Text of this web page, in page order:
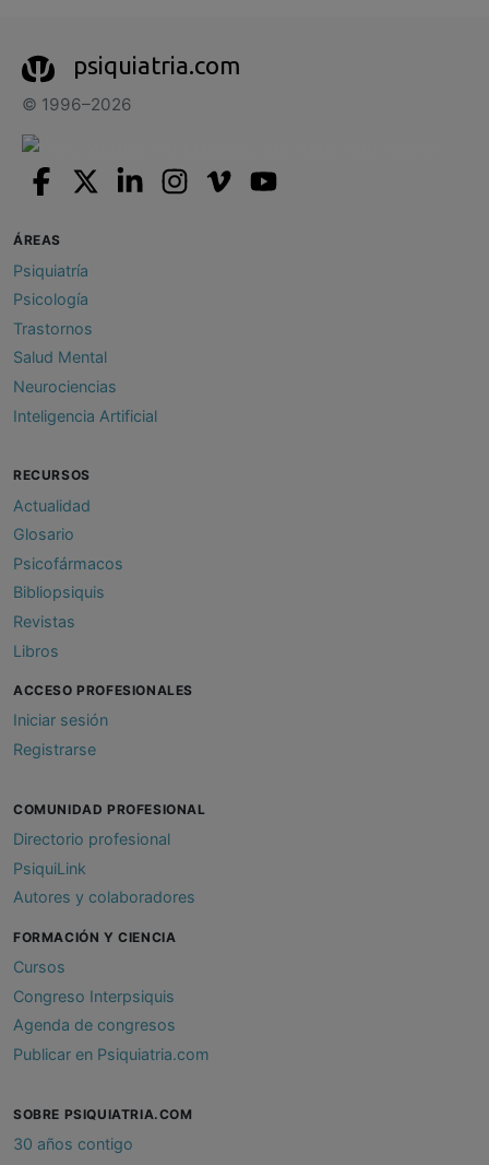
psiquiatria.com
© 1996–2026
ÁREAS
Psiquiatría
Psicología
Trastornos
Salud Mental
Neurociencias
Inteligencia Artificial
RECURSOS
Actualidad
Glosario
Psicofármacos
Bibliopsiquis
Revistas
Libros
ACCESO PROFESIONALES
Iniciar sesión
Registrarse
COMUNIDAD PROFESIONAL
Directorio profesional
PsiquiLink
Autores y colaboradores
FORMACIÓN Y CIENCIA
Cursos
Congreso Interpsiquis
Agenda de congresos
Publicar en Psiquiatria.com
SOBRE PSIQUIATRIA.COM
30 años contigo